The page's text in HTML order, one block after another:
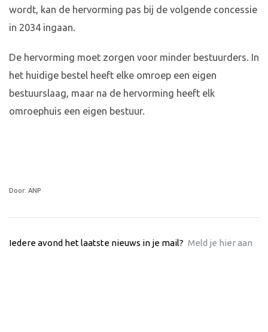
wordt, kan de hervorming pas bij de volgende concessie
in 2034 ingaan.
De hervorming moet zorgen voor minder bestuurders. In
het huidige bestel heeft elke omroep een eigen
bestuurslaag, maar na de hervorming heeft elk
omroephuis een eigen bestuur.
Door: ANP
Iedere avond het laatste nieuws in je mail? Meld je hier aan